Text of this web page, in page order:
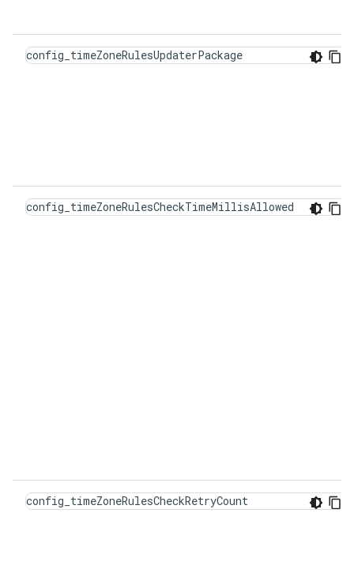
config_timeZoneRulesUpdaterPackage
config_timeZoneRulesCheckTimeMillisAllowed
config_timeZoneRulesCheckRetryCount